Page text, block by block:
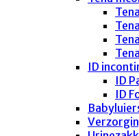
ID
ID
ID